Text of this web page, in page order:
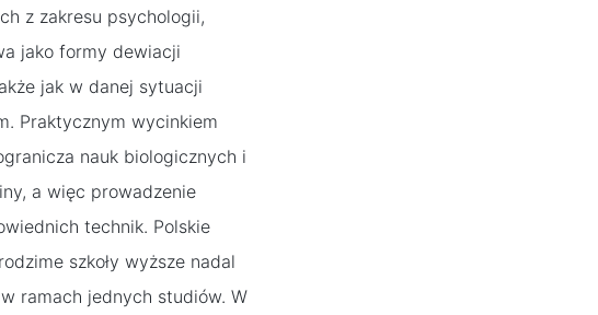
z zakresu psychologii,
jako formy dewiacji
jak w danej sytuacji
Praktycznym wycinkiem
nauk biologicznych i
a więc prowadzenie
technik. Polskie
szkoły wyższe nadal
ramach jednych studiów. W